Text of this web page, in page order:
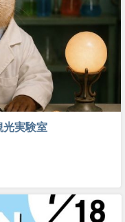
光実験室